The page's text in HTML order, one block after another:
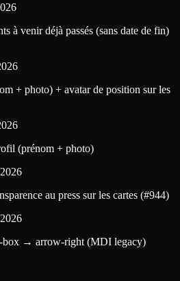
à venir déjà passés (sans date de fin)
+ photo) + avatar de position sur les
(prénom + photo)
au press sur les cartes (#944)
box → arrow-right (MDI legacy)